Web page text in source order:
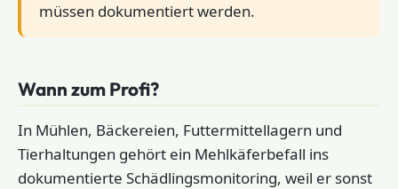
müssen dokumentiert werden.
Wann zum Profi?
In Mühlen, Bäckereien, Futtermittellagern und
Tierhaltungen gehört ein Mehlkäferbefall ins
dokumentierte Schädlingsmonitoring, weil er sonst